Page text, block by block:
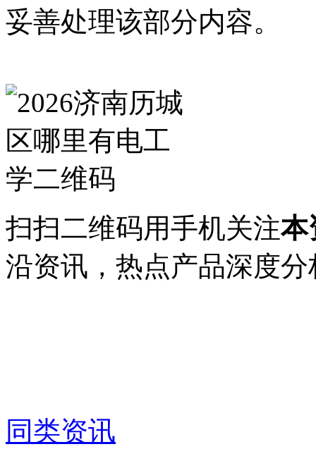
妥善处理该部分内容。
扫扫二维码用手机关注本
沿资讯，热点产品深度分
同类资讯